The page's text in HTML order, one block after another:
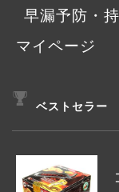
早漏予防・
マイページ
ベストセラー